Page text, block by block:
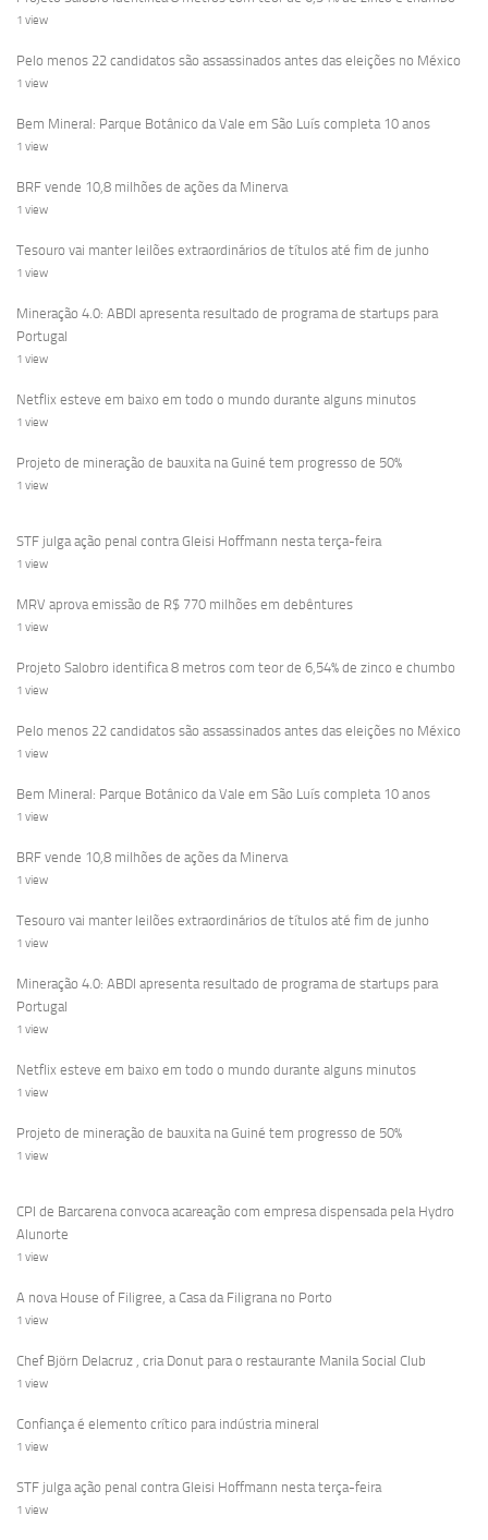
1 view
Pelo menos 22 candidatos são assassinados antes das eleições no México
1 view
Bem Mineral: Parque Botânico da Vale em São Luís completa 10 anos
1 view
BRF vende 10,8 milhões de ações da Minerva
1 view
Tesouro vai manter leilões extraordinários de títulos até fim de junho
1 view
Mineração 4.0: ABDI apresenta resultado de programa de startups para
Portugal
1 view
Netflix esteve em baixo em todo o mundo durante alguns minutos
1 view
Projeto de mineração de bauxita na Guiné tem progresso de 50%
1 view
STF julga ação penal contra Gleisi Hoffmann nesta terça-feira
1 view
MRV aprova emissão de R$ 770 milhões em debêntures
1 view
Projeto Salobro identifica 8 metros com teor de 6,54% de zinco e chumbo
1 view
Pelo menos 22 candidatos são assassinados antes das eleições no México
1 view
Bem Mineral: Parque Botânico da Vale em São Luís completa 10 anos
1 view
BRF vende 10,8 milhões de ações da Minerva
1 view
Tesouro vai manter leilões extraordinários de títulos até fim de junho
1 view
Mineração 4.0: ABDI apresenta resultado de programa de startups para
Portugal
1 view
Netflix esteve em baixo em todo o mundo durante alguns minutos
1 view
Projeto de mineração de bauxita na Guiné tem progresso de 50%
1 view
CPI de Barcarena convoca acareação com empresa dispensada pela Hydro
Alunorte
1 view
A nova House of Filigree, a Casa da Filigrana no Porto
1 view
Chef Björn Delacruz , cria Donut para o restaurante Manila Social Club
1 view
Confiança é elemento crítico para indústria mineral
1 view
STF julga ação penal contra Gleisi Hoffmann nesta terça-feira
1 view